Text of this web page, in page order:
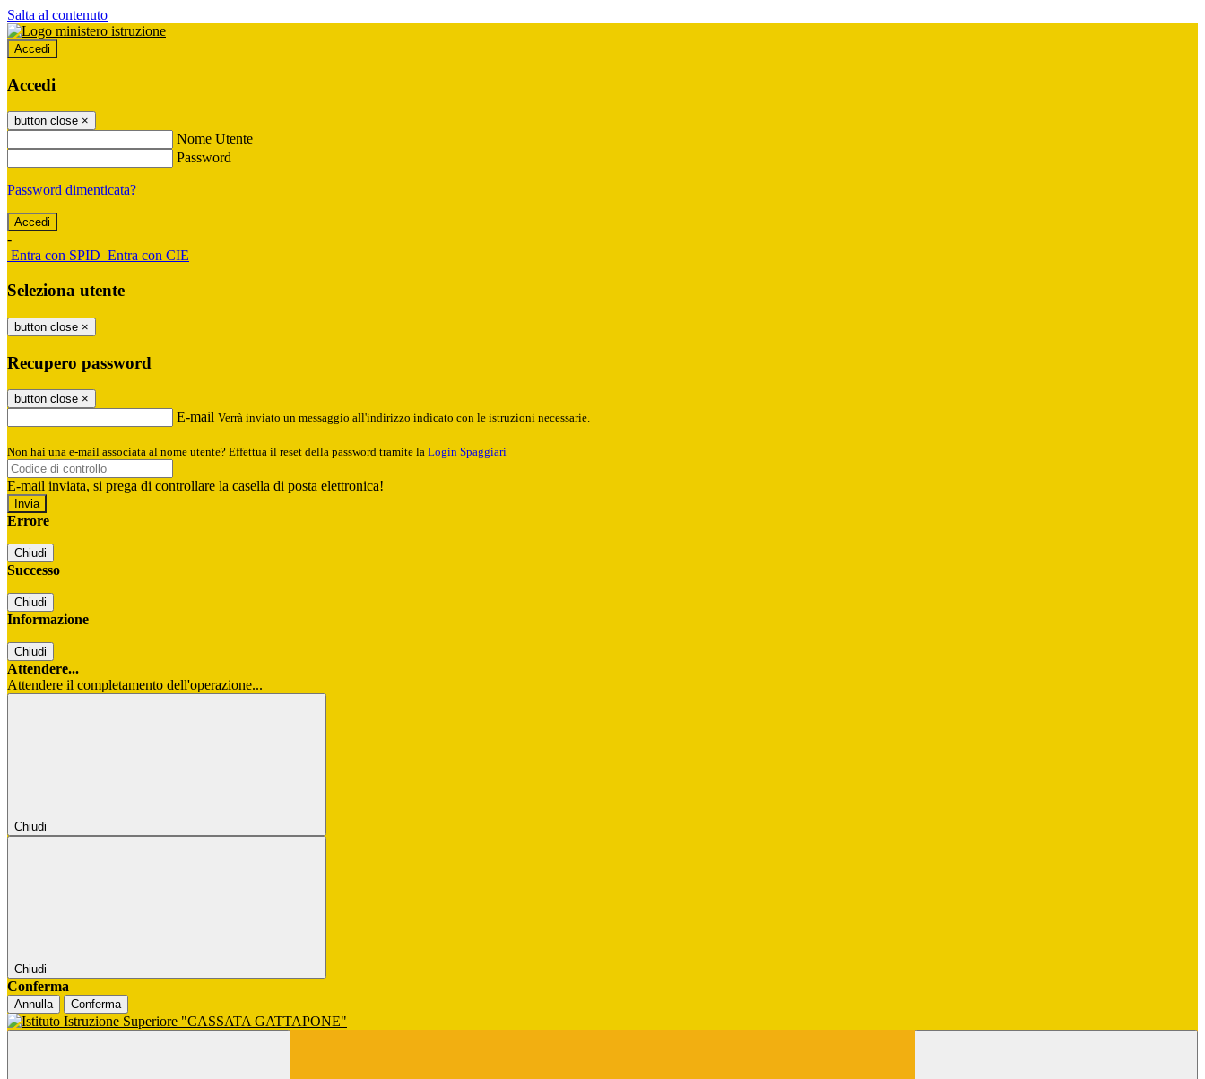
Salta al contenuto
Accedi
Accedi
button close ×
Nome Utente
Password
Password dimenticata?
-
Entra con SPID Entra con CIE
Seleziona utente
button close ×
Recupero password
button close ×
E-mail Verrà inviato un messaggio all'indirizzo indicato con le istruzioni necessarie.
Non hai una e-mail associata al nome utente? Effettua il reset della password tramite la Login Spaggiari
E-mail inviata, si prega di controllare la casella di posta elettronica!
Errore
Chiudi
Successo
Chiudi
Informazione
Chiudi
Attendere...
Attendere il completamento dell'operazione...
Chiudi
Chiudi
Conferma
Annulla Conferma